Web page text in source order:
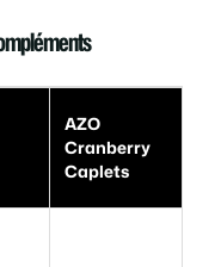
AZO
Cranberry
Caplets